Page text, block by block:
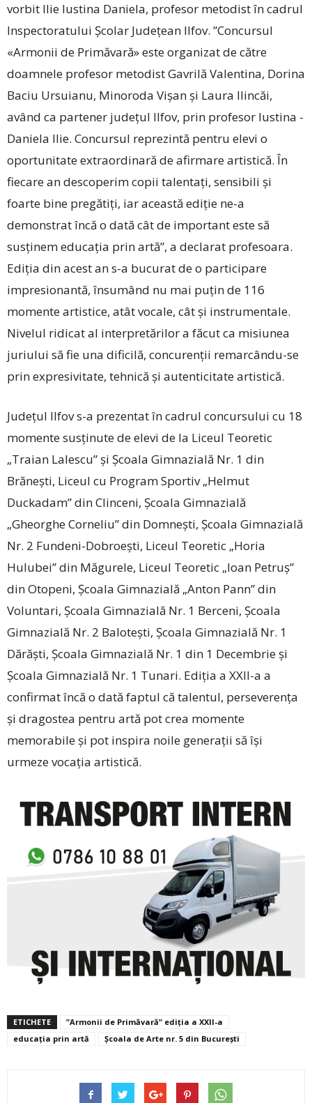
vorbit Ilie ­Iustina Daniela, profesor metodist în cadrul
Inspectoratului Școlar Județean Ilfov. ”Concursul
«Armonii de Primăvară» este organizat de către
doamnele profesor metodist ­Gavrilă Valentina, Dorina
Baciu Ursuianu, ­Minoroda Vișan și Laura Ilincăi,
având ca partener județul Ilfov, prin profesor Iustina ­
Daniela Ilie. Concursul reprezintă pentru elevi o
oportunitate extraordinară de afirmare artistică. În
fiecare an descoperim copii talentați, sensibili și
foarte bine pregătiți, iar această ediție ne-a
demonstrat încă o dată cât de important este să
susținem educația prin artă”, a declarat profesoara.
Ediția din acest an s-a bucurat de o participare
impresionantă, însumând nu mai puțin de 116
momente artistice, atât vocale, cât și instrumentale.
Nivelul ridicat al interpretărilor a făcut ca misiunea
juriului să fie una dificilă, concurenții ­remarcându-se
prin expresivitate, tehnică și autenticitate artistică.
Județul Ilfov s-a prezentat în cadrul concursului cu 18
momente susținute de elevi de la Liceul Teoretic
„Traian Lalescu” și Școala Gimnazială Nr. 1 din
Brănești, Liceul cu Program Sportiv „Helmut
Duckadam” din Clinceni, Școala Gimnazială
„Gheorghe ­Corneliu” din Domnești, Școala Gimnazială
Nr. 2 Fundeni-Dobroești, Liceul Teoretic „Horia
Hulubei” din Măgurele, Liceul Teoretic „Ioan Petruș”
din Otopeni, Școala Gimnazială „Anton Pann” din
Voluntari, Școala Gimnazială Nr. 1 Berceni, Școala
Gimnazială Nr. 2 Balotești, Școala Gimnazială Nr. 1
Dărăști, Școala Gimnazială Nr. 1 din 1 Decembrie și
Școala Gimnazială Nr. 1 Tunari. Ediția a XXII-a a
confirmat încă o dată faptul că talentul, perseverența
și dragostea pentru artă pot crea momente
memorabile și pot inspira noile generații să își
urmeze vocația artistică.
ETICHETE
”Armonii de Primăvară” ediţia a XXII-a
educația prin artă
Școala de Arte nr. 5 din București